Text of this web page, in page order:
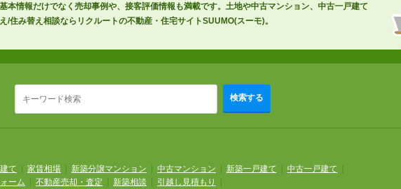
本情報だけでなく売却事例や、接客評価情報も満載です。土地や中古マンション、中古一戸建て
住み替え相談ならリクルートの不動産・住宅サイトSUUMO(スーモ)。
検索する
て 家賃相場 新築分譲マンション 中古マンション 新築一戸建て 中古一戸建て
ーム 不動産売却・査定 新築相談 引越し見積もり